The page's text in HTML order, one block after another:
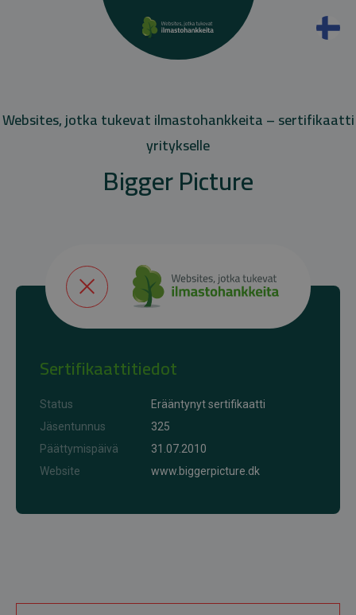
Websites, jotka tukevat ilmastohankkeita – sertifikaatti
yritykselle
Bigger Picture
Sertifikaattitiedot
Status
Erääntynyt sertifikaatti
Jäsentunnus
325
Päättymispäivä
31.07.2010
Website
www.biggerpicture.dk